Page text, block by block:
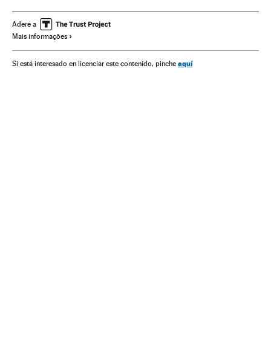
Pobreza Narcotraficantes
Narcotráfico
Delinquência Delitos contra saúde pública
Adere a
Mais informações
Si está interesado en licenciar este contenido, pinche aquí